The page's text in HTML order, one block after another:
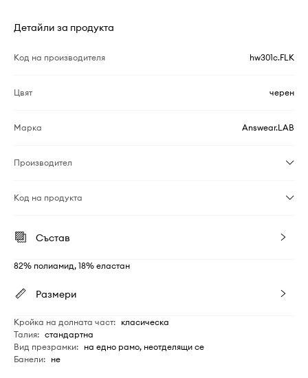
Детайли за продукта
Код на производителя hw301c.FLK
Цвят черен
Марка Answear.LAB
Производител
Код на продукта
Състав
82% полиамид, 18% еластан
Размери
Кройка на долната част: класическа
Талия: стандартна
Вид презрамки: на едно рамо, неотделящи се
Банели: не